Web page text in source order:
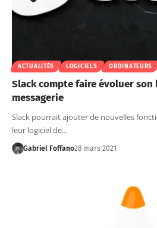
ACTUALITÉS LOGICIELS ORDINATEURS
Slack compte faire évoluer son
messagerie
Slack pourrait ajouter de nouvelles
leur logiciel de…
Gabriel Foffano28 mars 2021